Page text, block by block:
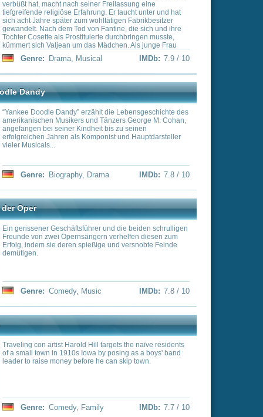
die Lebensgeschichte des
George M. Cohan,
zu seinen
und Hauptdarsteller
IMDb: 7.8 / 10
die beiden schrulligen
verhelfen diesen zum
versnobte Feinde
the naïve residents
as a boys' band
skip town.
IMDb:
(Ewan McGregor)
in den legendären
allnächtlich die Hölle los,
Harold Zidler (Jim
Show ist jedoch die
die den reichen Duke
damit er Geld in das
seine Stelle gerät
sich ineinander. Zum
hält Satine den Duke
eine Affäre hat,
der Duke
die an Schwindsucht
IMDb: 7.6 / 10
Jeffrey T. Spaulding
Afrikaexpeditionen
Party von
mit seinen